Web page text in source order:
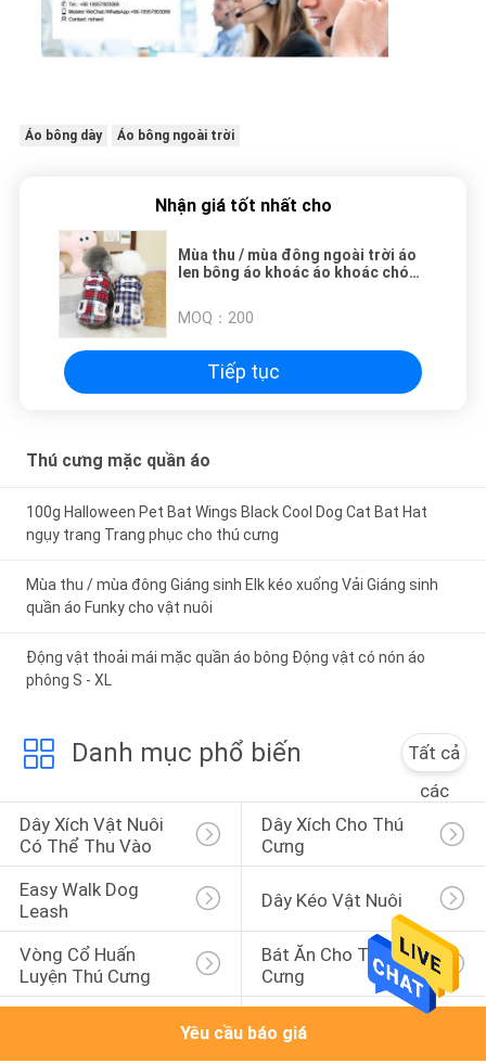
Áo bông dày Áo bông ngoài trời
Nhận giá tốt nhất cho
Mùa thu / mùa đông ngoài trời áo
len bông áo khoác áo khoác chó
MOQ： 200
Tiếp tục
Thú cưng mặc quần áo
100g Halloween Pet Bat Wings Black Cool Dog Cat Bat Hat
ngụy trang Trang phục cho thú cưng
Mùa thu / mùa đông Giáng sinh Elk kéo xuống Vải Giáng sinh
quần áo Funky cho vật nuôi
Động vật thoải mái mặc quần áo bông Động vật có nón áo
phông S - XL
Danh mục phổ biến
Tất cả
các
Dây Xích Vật Nuôi
Có Thể Thu Vào
Dây Xích Cho Thú
Cưng
Easy Walk Dog
Leash
Dây Kéo Vật Nuôi
Vòng Cổ Huấn
Luyện Thú Cưng
Bát Ăn Cho Thú
Cưng
Cưng
Yêu cầu báo giá